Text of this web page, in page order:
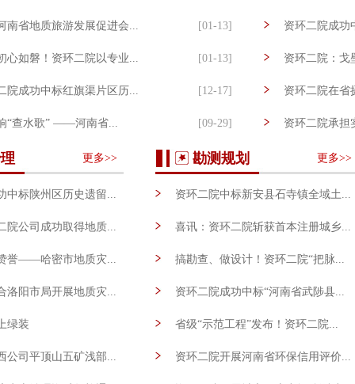
南省地质旅游发展促进会... [01-13]
心如磐！资环二院以专业... [01-13]
院成功中标红旗渠片区历... [12-17]
“查水歌” ——河南省... [09-29]
术收录煤炭行业生态修复... [09-08]
资环二院成功
资环二院：
资环二院在省
资环二院承担
内蒙古得尔
更多>>
中标陕州区历史遗留... [04-13]
院公司成功取得地质... [03-30]
誉——哈密市地质灾... [12-25]
洛阳市局开展地质灾... [10-13]
绿装 [07-25]
公司平顶山五矿浅部... [09-09]
勘测规划 更多>>
资环二院中标新安县石寺镇全域土...
喜讯：资环二院斩获首本注册城乡...
搞勘查、做设计！资环二院“把脉...
资环二院成功中标“河南省武陟县...
省级“示范工程”发布！资环二院...
资环二院开展河南省环保信用评价...